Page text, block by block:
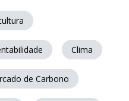
Clima
de Carbono